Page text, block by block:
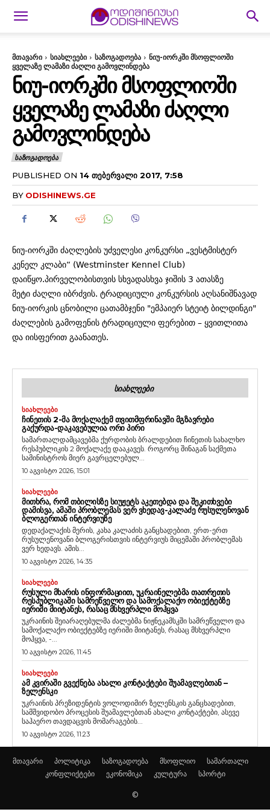
მთავარი სიახლეები საზოგადოება
ნიუ-იორკში მსოფლიოში
ყველაზე ლამაზი ძაღლი გამოვლინდება
ᲜᲘᲣ-ᲘᲝᲠᲙᲨᲘ ᲛᲡᲝᲤᲚᲘᲝᲨᲘ
ᲧᲕᲔᲚᲐᲖᲔ ᲚᲐᲛᲐᲖᲘ ᲫᲐᲦᲚᲘ
ᲒᲐᲛᲝᲕᲚᲘᲜᲓᲔᲑᲐ
ᲡᲐᲖᲝᲒᲐᲓᲝᲔᲑᲐ
PUBLISHED ON 14 ᲗᲔᲑᲔᲠᲕᲐᲚᲘ 2017, 7:58
BY ODISHINEWS.GE
ნიუ-იორკში ძაღლების უძველესი კონკურსი „ვესტმისტერ
კენელ კლაბი“ (Westminster Kennel Club)
დაიწყო.პირველობისთვის სხვადასხვა ჯიშის 3 ათასზე
მეტი ძაღლი იბრძვის. ტრადიციული კონკურსის აღსანიშნავად
ნიუ-იორკის ცნობილი ცათამბჯენი "ემპაიერ სტეიტ ბილდინგი"
ძაღლების გამოფენის ტრადიციული ფერებით – ყვითლითა
და იისფერით გაანათეს.
ᲡᲘᲐᲮᲚᲔᲔᲑᲘ
ᲡᲘᲐᲮᲚᲔᲔᲑᲘ
ᲩᲘᲜᲔᲗᲘᲡ 2-ᲛᲐ ᲛᲝᲥᲐᲚᲐᲥᲔᲛ ᲗᲕᲘᲗᲛᲤᲠᲘᲜᲐᲕᲨᲘ ᲛᲒᲖᲐᲕᲠᲔᲑᲘ
ᲒᲐᲥᲣᲠᲓᲐ-ᲓᲐᲙᲐᲕᲔᲑᲣᲚᲘᲐ ᲝᲠᲘ ᲞᲘᲠᲘ
სამართალდამცავებმა ქურდობის ბრალდებით ჩინეთის სახალხო
რესპუბლიკის 2 მოქალაქე დააკავეს. როგორც შინაგან საქმეთა
სამინისტროს მიერ გავრცელებულ...
10 აგვისტო 2026, 15:01
ᲡᲘᲐᲮᲚᲔᲔᲑᲘ
ᲛᲘᲗᲮᲠᲐ, ᲠᲝᲛ ᲗᲑᲘᲚᲘᲡᲖᲔ ᲡᲘᲣᲟᲔᲢᲡ ᲐᲙᲔᲗᲔᲑᲓᲐ ᲓᲐ ᲨᲔᲙᲘᲗᲮᲕᲔᲑᲘ
ᲓᲐᲛᲘᲡᲕᲐ, ᲐᲛᲐᲨᲘ ᲞᲠᲝᲑᲚᲔᲛᲐᲡ ᲕᲔᲠ ᲕᲮᲔᲓᲐᲕ-ᲙᲐᲚᲐᲫᲔ ᲠᲣᲡᲣᲚᲔᲜᲝᲕᲐᲜ
ᲑᲚᲝᲒᲔᲠᲗᲐᲜ ᲘᲜᲢᲔᲠᲕᲘᲣᲖᲔ
დედაქალაქის მერის, კახა კალაძის განცხადებით, ერთ-ერთ
რუსულენოვანი ბლოგერისთვის ინტერვიუს მიცემაში პრობლემას
ვერ ხედავს. ამის...
10 აგვისტო 2026, 14:35
ᲡᲘᲐᲮᲚᲔᲔᲑᲘ
ᲠᲣᲡᲣᲚᲘ ᲛᲮᲐᲠᲘᲡ ᲘᲜᲤᲝᲠᲛᲐᲪᲘᲘᲗ, ᲣᲙᲠᲐᲘᲜᲔᲚᲔᲑᲛᲐ ᲗᲐᲗᲠᲔᲗᲘᲡ
ᲠᲔᲡᲞᲣᲑᲚᲘᲙᲐᲨᲘ ᲡᲐᲛᲠᲔᲬᲕᲔᲚᲝ ᲓᲐ ᲡᲐᲛᲝᲥᲐᲚᲐᲥᲝ ᲝᲑᲘᲔᲥᲢᲔᲑᲖᲔ
ᲘᲔᲠᲘᲨᲘ ᲛᲘᲘᲢᲐᲜᲔᲡ, ᲠᲐᲡᲐᲪ ᲛᲡᲮᲕᲔᲠᲞᲚᲘ ᲛᲝᲰᲧᲕᲐ
უკრაინის შეიარაღებულმა ძალებმა ნიჟნეკამსკში სამრეწველო და
სამოქალაქო ობიექტებზე იერიში მიიტანეს, რასაც მსხვერპლი
მოჰყვა, -...
10 აგვისტო 2026, 11:45
ᲡᲘᲐᲮᲚᲔᲔᲑᲘ
ᲐᲛ ᲙᲕᲘᲠᲐᲨᲘ ᲒᲕᲔᲥᲜᲔᲑᲐ ᲐᲮᲐᲚᲘ ᲙᲝᲜᲢᲐᲥᲢᲔᲑᲘ ᲨᲣᲐᲛᲐᲕᲚᲔᲑᲗᲐᲜ –
ᲖᲔᲚᲔᲜᲡᲙᲘ
უკრაინის პრეზიდენტის ვოლოდიმირ ზელენსკის განცხადებით,
სამშვიდობო პროცესის შუამავლებთან ახალი კონტაქტები, ასევე
საჰაერო თავდაცვის მომარაგების...
10 აგვისტო 2026, 11:23
მთავარი პოლიტიკა საზოგადოება მსოფლიო
სამართალი
კონფლიქტები
ეკონომიკა კულტურა სპორტი
©